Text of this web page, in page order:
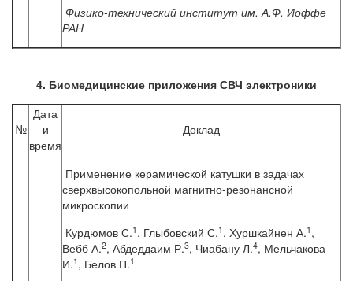
Физико-технический институт им. А.Ф. Иоффе
РАН
4. Биомедицинские приложения СВЧ электроники
№
Дата
и
время
Доклад
Применение керамической катушки в задачах
сверхвысокопольной магнитно-резонансной
микроскопии
Курдюмов С.1 , Глыбовский С.1 , Хуршкайнен А.1 ,
Вебб А.2, Абдеддаим Р.3, Чиабану Л.4, Мельчакова
И.1 , Белов П.1